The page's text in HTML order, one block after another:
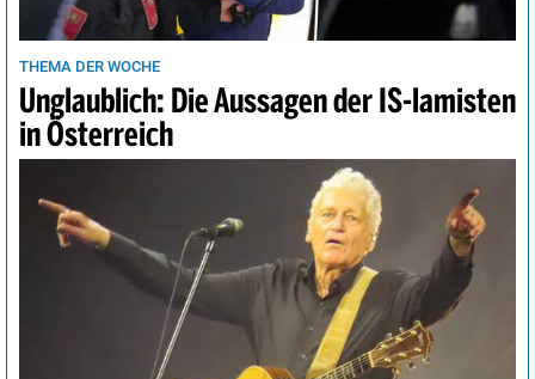
THEMA DER WOCHE
Unglaublich: Die Aussagen der IS-lamisten
in Österreich